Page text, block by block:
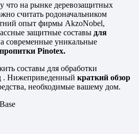
что на рынке деревозащитных
считать родоначальником
опыт фирмы AkzoNobel,
защитные составы для
современные уникальные
пропитки Pinotex.
составы для обработки
. Нижеприведенный краткий обзор
необходимые вашему дом.